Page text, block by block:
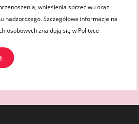
wniesienia sprzeciwu oraz
nadzorczego. Szczegółowe informacje na
osobowych znajdują się w Polityce